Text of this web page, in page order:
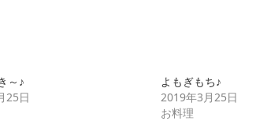
～♪
25日
よもぎもち♪
2019年3月25日
お料理